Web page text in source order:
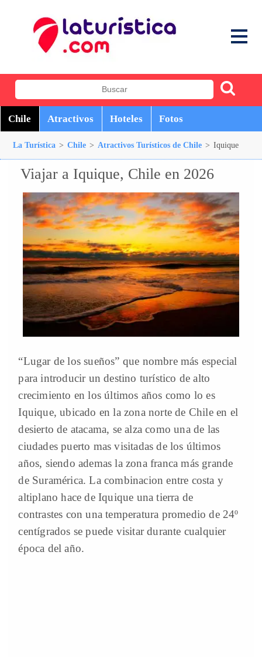
Chile Atractivos Hoteles Fotos
La Turística > Chile > Atractivos Turísticos de Chile > Iquique
Viajar a Iquique, Chile en 2026
“Lugar de los sueños” que nombre más especial
para introducir un destino turístico de alto
crecimiento en los últimos años como lo es
Iquique, ubicado en la zona norte de Chile en el
desierto de atacama, se alza como una de las
ciudades puerto mas visitadas de los últimos
años, siendo ademas la zona franca más grande
de Suramérica. La combinacion entre costa y
altiplano hace de Iquique una tierra de
contrastes con una temperatura promedio de 24º
centígrados se puede visitar durante cualquier
época del año.